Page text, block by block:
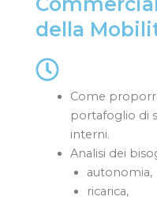
della
Come
portafoglio di
interni.
Analisi dei
autonomia,
ricarica,